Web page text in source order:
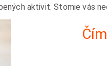
aktivit. Stomie vás